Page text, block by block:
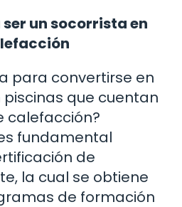
un socorrista en
para convertirse en
que cuentan
calefacción?
fundamental
de
la cual se obtiene
de formación